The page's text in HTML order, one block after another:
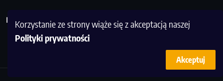
Korzystanie ze strony wiąże się z akceptacją naszej
Polityki prywatności
Akceptuj
Biegaj z nami i odkrywaj swoją najlepszą wersję!